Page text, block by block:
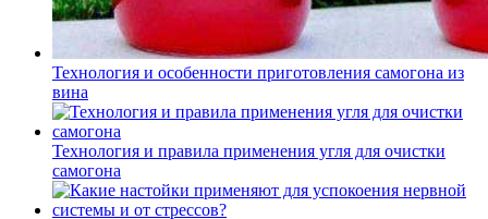
Технология и особенности приготовления самогона из
вина
Технология и правила применения угля для очистки
самогона